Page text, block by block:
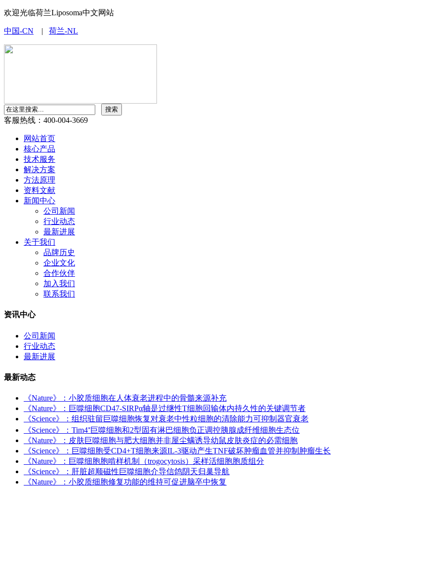
欢迎光临荷兰Liposoma中文网站
中国-CN | 荷兰-NL
客服热线：400-004-3669
网站首页
核心产品
技术服务
解决方案
方法原理
资料文献
新闻中心
公司新闻
行业动态
最新进展
关于我们
品牌历史
企业文化
合作伙伴
加入我们
联系我们
资讯中心
公司新闻
行业动态
最新进展
最新动态
《Nature》：小胶质细胞在人体衰老进程中的骨髓来源补充
《Nature》：巨噬细胞CD47-SIRPα轴是过继性T细胞回输体内持久性的关键调节者
《Science》：组织驻留巨噬细胞恢复对衰老中性粒细胞的清除能力可抑制器官衰老
《Science》：Tim4⁺巨噬细胞和2型固有淋巴细胞负正调控胰腺成纤维细胞生态位
《Nature》：皮肤巨噬细胞与肥大细胞并非屋尘螨诱导幼鼠皮肤炎症的必需细胞
《Science》：巨噬细胞受CD4+T细胞来源IL-3驱动产生TNF破坏肿瘤血管并抑制肿瘤生长
《Nature》：巨噬细胞胞啃样机制（trogocytosis）采样活细胞胞质组分
《Science》：肝脏超顺磁性巨噬细胞介导信鸽阴天归巢导航
《Nature》：小胶质细胞修复功能的维持可促进脑卒中恢复